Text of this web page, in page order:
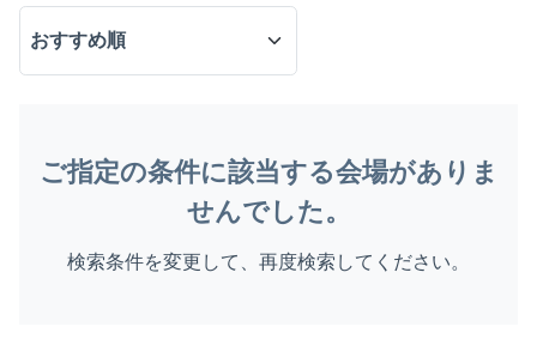
ご指定の条件に該当する会場がありま
せんでした。
検索条件を変更して、再度検索してください。